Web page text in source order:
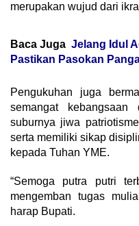
merupakan wujud dari
Baca Juga Jelang Idul
Pastikan Pasokan
Pengukuhan juga
semangat
suburnya jiwa
serta memiliki sikap
kepada Tuhan YME.
“Semoga putra putri
mengemban tugas
harap Bupati.